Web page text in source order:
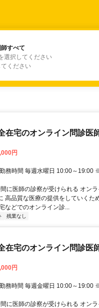
すべて
選択してください
ください
すべて
在宅のオンライン問診医
円
務時間 毎週水曜日 10:00～19:00
に医師の診察が受けられる オン
高品質な医療の提供をしていくた
などでのオンライン診...
残業なし
在宅のオンライン問診医
円
務時間 毎週金曜日 10:00～19:00
に医師の診察が受けられる オン